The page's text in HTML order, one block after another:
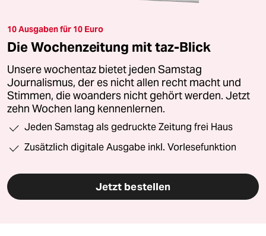
10 Ausgaben für 10 Euro
Die Wochenzeitung mit taz-Blick
Unsere wochentaz bietet jeden Samstag
Journalismus, der es nicht allen recht macht und
Stimmen, die woanders nicht gehört werden. Jetzt
zehn Wochen lang kennenlernen.
Jeden Samstag als gedruckte Zeitung frei Haus
Zusätzlich digitale Ausgabe inkl. Vorlesefunktion
Jetzt bestellen